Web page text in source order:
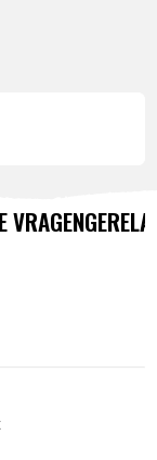
VRAGEN